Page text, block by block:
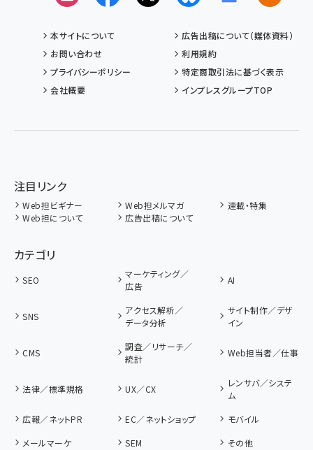
本サイトについて
広告出稿について（媒体資料）
お問い合わせ
利用規約
プライバシーポリシー
特定商取引法に基づく表示
会社概要
インプレスグループTOP
注目リンク
Web担ビギナー Web担メルマガ
連載・特集
Web担について
広告出稿について
カテゴリ
SEO
マーケティング／
広告
AI
SNS
アクセス解析／
データ分析
サイト制作／デザ
イン
CMS
調査／リサーチ／
統計
Web担当者／仕事
法律／標準規格 UX／CX
レンサバ／システ
ム
広報／ネットPR
EC／ネットショップ
モバイル
メールマーケ
SEM その他